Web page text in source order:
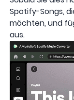
Spotify-Songs,
möchten, und
aus.